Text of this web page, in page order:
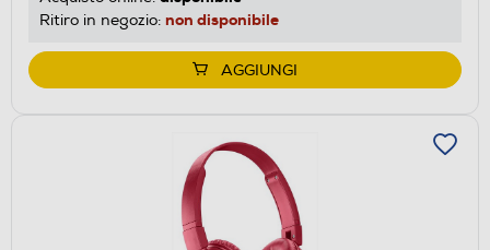
Ritiro in negozio: non disponibile
AGGIUNGI